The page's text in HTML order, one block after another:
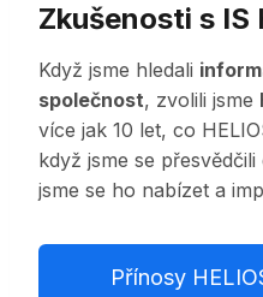
Zkušenosti s IS
Když jsme hledali
společnost, zvolili jsme
více jak 10 let, co
když jsme se
jsme se ho nabízet a
Přínosy